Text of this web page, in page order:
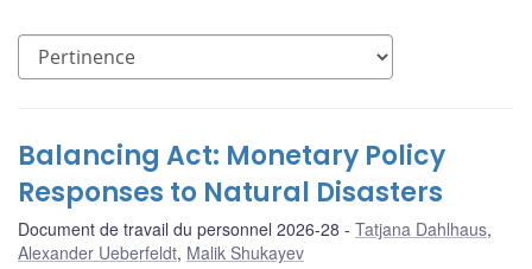
Balancing Act: Monetary Policy
Responses to Natural Disasters
Document de travail du personnel 2026-28 Tatjana Dahlhaus,
Alexander Ueberfeldt, Malik Shukayev